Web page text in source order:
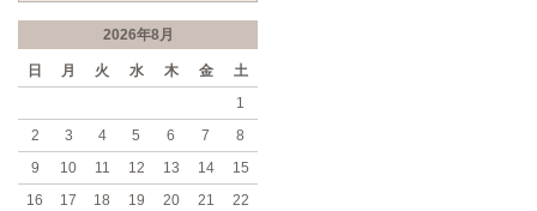
2026年8月
日 月 火 水 木 金
土
1
2
3 4 5 6 7
8
9
10 11 12 13 14
15
16
17 18 19 20 21
22